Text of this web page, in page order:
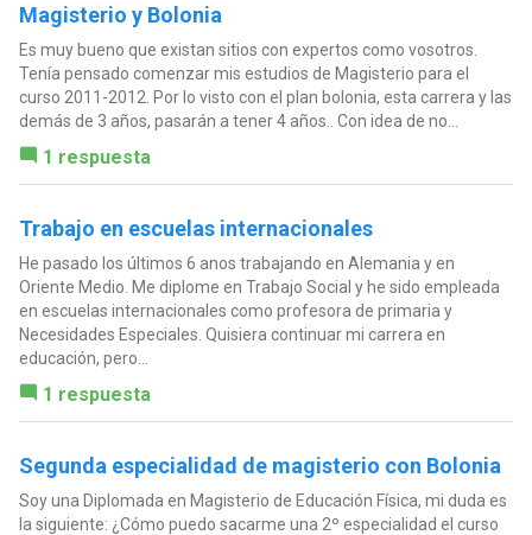
Magisterio y Bolonia
Es muy bueno que existan sitios con expertos como vosotros.
Tenía pensado comenzar mis estudios de Magisterio para el
curso 2011-2012. Por lo visto con el plan bolonia, esta carrera y las
demás de 3 años, pasarán a tener 4 años.. Con idea de no...
1 respuesta
Trabajo en escuelas internacionales
He pasado los últimos 6 anos trabajando en Alemania y en
Oriente Medio. Me diplome en Trabajo Social y he sido empleada
en escuelas internacionales como profesora de primaria y
Necesidades Especiales. Quisiera continuar mi carrera en
educación, pero...
1 respuesta
Segunda especialidad de magisterio con Bolonia
Soy una Diplomada en Magisterio de Educación Física, mi duda es
la siguiente: ¿Cómo puedo sacarme una 2º especialidad el curso